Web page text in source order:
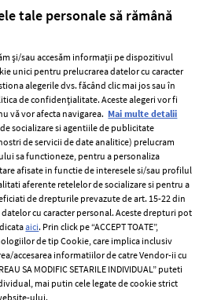
care a trecut
călătoriei cu
de copii: "Suntem
să facem..."
rețelele de socializare o situație
care ea și copiii ei au trecut.
ARTICOLE
tale personale să rămână
și/sau accesăm informații pe dispozitivul
unici pentru prelucrarea datelor cu caracter
alegerile dvs. făcând clic mai jos sau în
de confidențialitate. Aceste alegeri vor fi
vă vor afecta navigarea. Mai multe detalii
socializare si agentiile de publicitate
de servicii de date analitice) prelucram
sa functioneze, pentru a personaliza
afisate in functie de interesele si/sau profilul
aferente retelelor de socializare si pentru a
de drepturile prevazute de art. 15-22 din
datelor cu caracter personal. Aceste drepturi pot
aici. Prin click pe “ACCEPT TOATE”,
de tip Cookie, care implica inclusiv
accesarea informatiilor de catre Vendor-ii cu
SA MODIFIC SETARILE INDIVIDUAL” puteti
mai putin cele legate de cookie strict
ului.